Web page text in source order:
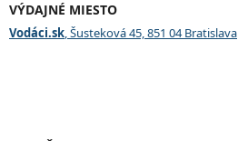
VÝDAJNÉ MIESTO
Vodáci.sk, Šusteková 45, 851 04 Bratislava